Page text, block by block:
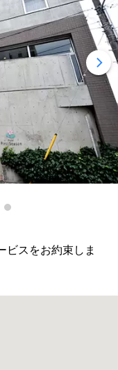
ビスをお約束しま